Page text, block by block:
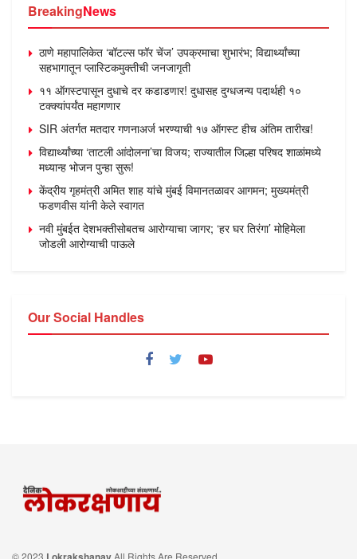
BreakingNews
ठाणे महापालिकेत ‘बॉटल्स फॉर चेंज’ उपक्रमाचा शुभारंभ; विद्यार्थ्यांच्या
सहभागातून प्लास्टिकमुक्तीची जनजागृती
११ ऑगस्टपासून दुधाचे दर कडाडणार! दुधासह दुग्धजन्य पदार्थही १०
टक्क्यांपर्यंत महागणार
SIR अंतर्गत मतदार गणनाअर्ज भरण्याची १७ ऑगस्ट हीच अंतिम तारीख!
विद्यार्थ्यांच्या ‘ताटली आंदोलना’चा विजय; राज्यातील जिल्हा परिषद शाळांमध्ये
मध्यान्ह भोजन पुन्हा सुरू!
केंद्रीय गृहमंत्री अमित शाह यांचे मुंबई विमानतळावर आगमन; मुख्यमंत्री
फडणवीस यांनी केले स्वागत
नवी मुंबईत देशभक्तीसोबतच आरोग्याचा जागर; ‘हर घर तिरंगा’ मोहिमेला
जोडली आरोग्याची पाऊले
Our Social Handles